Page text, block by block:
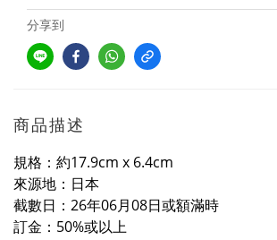
分享到
商品描述
規格：約17.9cm x 6.4cm
來源地：日本
截數日：26年06月08日或額滿時
訂金：50%或以上